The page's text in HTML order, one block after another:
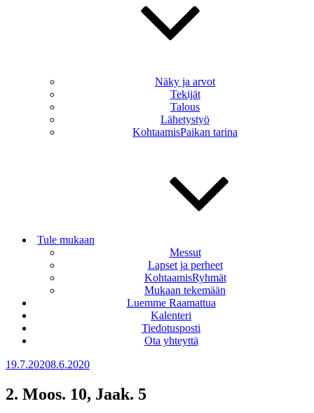
Näky ja arvot
Tekijät
Talous
Lähetystyö
KohtaamisPaikan tarina
Tule mukaan
Messut
Lapset ja perheet
KohtaamisRyhmät
Mukaan tekemään
Luemme Raamattua
Kalenteri
Tiedotusposti
Ota yhteyttä
Julkaistu
19.7.20208.6.2020
2. Moos. 10, Jaak. 5